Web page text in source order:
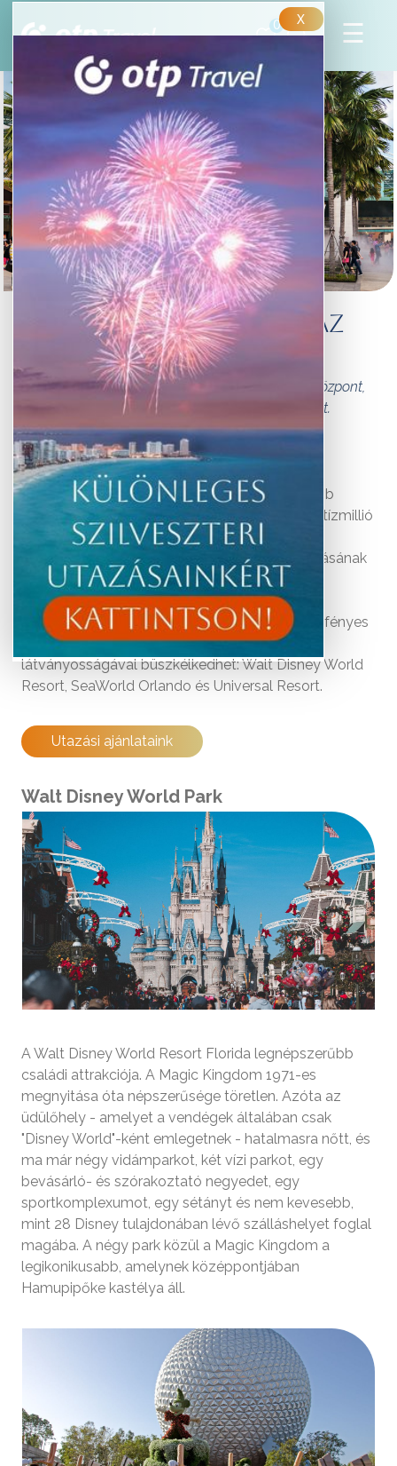
X
0
Orlando – élmények az
egész családnak
A floridai Orlando egy hatalmas szórakoztató központ,
ahol az egész család felhőtlenül kikapcsolódhat.
Orlando városa Amerika egyik leglátogatottabb
turisztikai régiójában található és évente több tízmillió
látogatót vonz a világ minden tájáról. Nagy
népszerűségét többek között tökéletes időjárásának
köszönheti.
Ez a nyüzsgő floridai város történetesen a napfényes
állam néhány legnépszerűbb turisztikai
látványosságával büszkélkedhet: Walt Disney World
Resort, SeaWorld Orlando és Universal Resort.
Utazási ajánlataink
Walt Disney World Park
A Walt Disney World Resort Florida legnépszerűbb
családi attrakciója. A Magic Kingdom 1971-es
megnyitása óta népszerűsége töretlen. Azóta az
üdülőhely - amelyet a vendégek általában csak
"Disney World"-ként emlegetnek - hatalmasra nőtt, és
ma már négy vidámparkot, két vízi parkot, egy
bevásárló- és szórakoztató negyedet, egy
sportkomplexumot, egy sétányt és nem kevesebb,
mint 28 Disney tulajdonában lévő szálláshelyet foglal
magába. A négy park közül a Magic Kingdom a
legikonikusabb, amelynek középpontjában
Hamupipőke kastélya áll.